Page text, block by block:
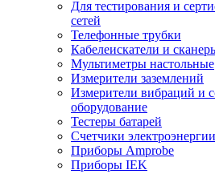
Для тестирования и
сетей
Телефонные трубки
Кабелеискатели и
Мультиметры настольные
Измерители заземлений
Измерители вибраций и
оборудование
Тестеры батарей
Счетчики электроэнергии
Приборы Amprobe
Приборы IEK